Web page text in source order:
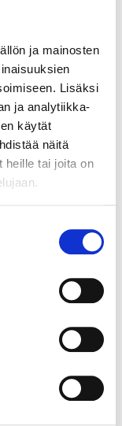
ja mainosten
Lisäksi
ja analytiikka-
käytät
näitä
heille tai joita on